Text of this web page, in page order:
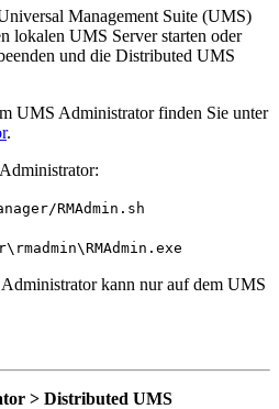
Management Suite (UMS)
lokalen UMS Server starten oder
und die Distributed UMS
UMS Administrator finden Sie unter
.
RMAdmin.sh
kann nur auf dem UMS
> Distributed UMS